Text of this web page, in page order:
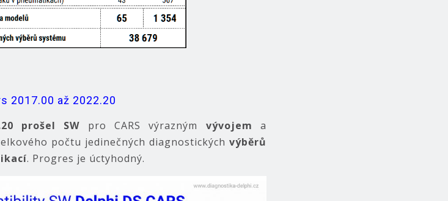
2017.00 až 2022.20
prošel SW pro CARS výrazným vývojem a
počtu jedinečných diagnostických výběrů
. Progres je úctyhodný.